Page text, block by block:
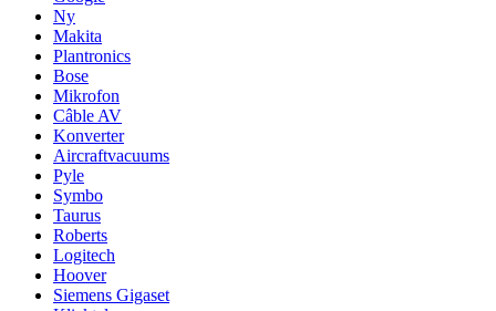
Ny
Makita
Plantronics
Bose
Mikrofon
Câble AV
Konverter
Aircraftvacuums
Pyle
Symbo
Taurus
Roberts
Logitech
Hoover
Siemens Gigaset